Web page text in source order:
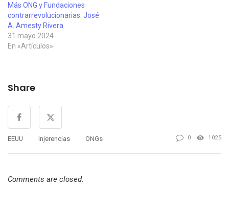
Más ONG y Fundaciones
contrarrevolucionarias. José
A. Amesty Rivera
31 mayo 2024
En «Artículos»
Share
EEUU Injerencias ONGs 0 1025
Comments are closed.